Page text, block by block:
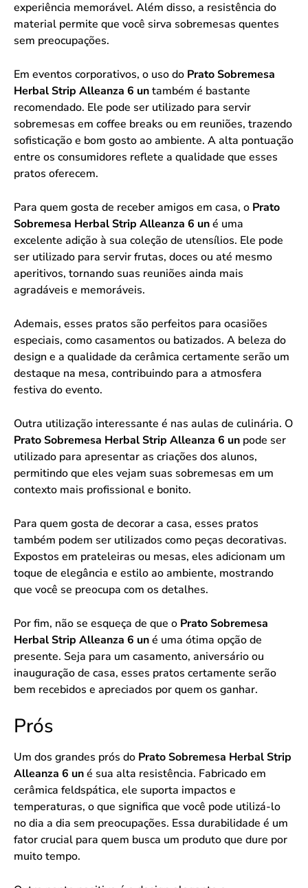
experiência memorável. Além disso, a resistência do
material permite que você sirva sobremesas quentes
sem preocupações.
Em eventos corporativos, o uso do Prato Sobremesa
Herbal Strip Alleanza 6 untambém é bastante
recomendado. Ele pode ser utilizado para servir
sobremesas em coffee breaks ou em reuniões, trazendo
sofisticação e bom gosto ao ambiente. A alta pontuação
entre os consumidores reflete a qualidade que esses
pratos oferecem.
Para quem gosta de receber amigos em casa, o Prato
Sobremesa Herbal Strip Alleanza 6 uné uma
excelente adição à sua coleção de utensílios. Ele pode
ser utilizado para servir frutas, doces ou até mesmo
aperitivos, tornando suas reuniões ainda mais
agradáveis e memoráveis.
Ademais, esses pratos são perfeitos para ocasiões
especiais, como casamentos ou batizados. A beleza do
design e a qualidade da cerâmica certamente serão um
destaque na mesa, contribuindo para a atmosfera
festiva do evento.
Outra utilização interessante é nas aulas de culinária. O
Prato Sobremesa Herbal Strip Alleanza 6 un pode ser
utilizado para apresentar as criações dos alunos,
permitindo que eles vejam suas sobremesas em um
contexto mais profissional e bonito.
Para quem gosta de decorar a casa, esses pratos
também podem ser utilizados como peças decorativas.
Expostos em prateleiras ou mesas, eles adicionam um
toque de elegância e estilo ao ambiente, mostrando
que você se preocupa com os detalhes.
Por fim, não se esqueça de que o Prato Sobremesa
Herbal Strip Alleanza 6 uné uma ótima opção de
presente. Seja para um casamento, aniversário ou
inauguração de casa, esses pratos certamente serão
bem recebidos e apreciados por quem os ganhar.
Prós
Um dos grandes prós do Prato Sobremesa Herbal Strip
Alleanza 6 uné sua alta resistência. Fabricado em
cerâmica feldspática, ele suporta impactos e
temperaturas, o que significa que você pode utilizá-lo
no dia a dia sem preocupações. Essa durabilidade é um
fator crucial para quem busca um produto que dure por
muito tempo.